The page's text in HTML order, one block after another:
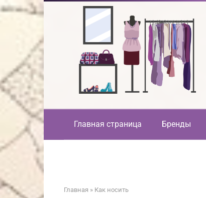
Перейти
Главная страница Бренды
Главная » Как носить